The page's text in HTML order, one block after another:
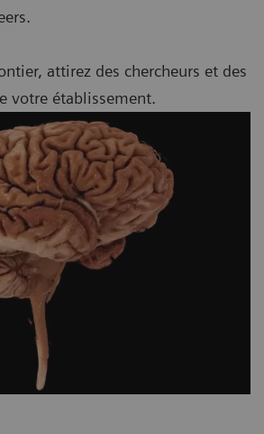
attirez des chercheurs et des
votre établissement.